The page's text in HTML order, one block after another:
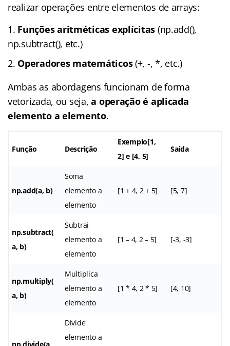
realizar operações entre elementos de arrays:
Funções aritméticas explícitas (np.add(),
np.subtract(), etc.)
Operadores matemáticos(+, -, *, etc.)
Ambas as abordagens funcionam de forma
vetorizada, ou seja,a operação é aplicada
elemento a elemento.
Função Descrição
Exemplo[1,
2] e [4, 5]
Saída
np.add(a, b)
Soma
elemento a
elemento
[1 + 4, 2 + 5] [5, 7]
np.subtract(
a, b)
Subtrai
elemento a
elemento
[1 – 4, 2 – 5] [-3, -3]
np.multiply(
a, b)
Multiplica
elemento a
elemento
[1 * 4, 2 * 5] [4, 10]
Divide
elemento a